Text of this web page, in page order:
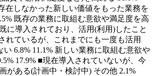
在しなかった新しい価値をもった業務を
既存の業務に取組む意欲や満足度を高
に導入されており、活用(利用)したこと
れているが、これまでにも一度も活用
6.8% 11.1% 新しい業務に取組む意欲や
17.9% ■現在導入されていないが、今
がある(計画中・検討中) その他 2.1%